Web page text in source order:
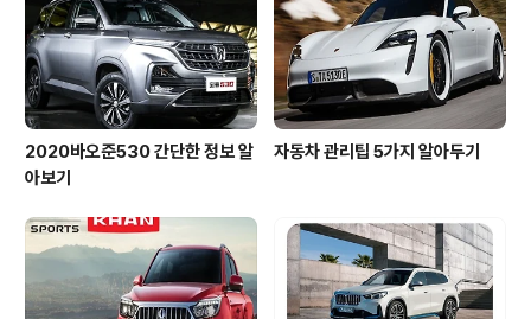
2020바오준530 간단한 정보 알
아보기
자동차 관리팁 5가지 알아두기